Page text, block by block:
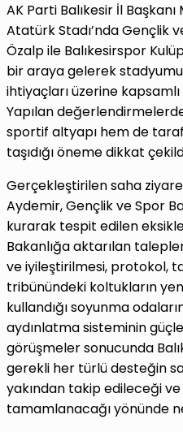
AK Parti Balıkesir İl
Atatürk Stadı’nda Gençlik
Özalp ile Balıkesirspor
bir araya gelerek
ihtiyaçları üzerine
Yapılan
sportif altyapı hem de
taşıdığı öneme dikkat
Gerçekleştirilen saha
Aydemir, Gençlik ve Spor
kurarak tespit edilen
Bakanlığa aktarılan
ve iyileştirilmesi, protokol,
tribünündeki koltukların
kullandığı soyunma
aydınlatma sisteminin
görüşmeler sonucunda
gerekli her türlü desteğin
yakından takip edileceği ve
tamamlanacağı yönünde